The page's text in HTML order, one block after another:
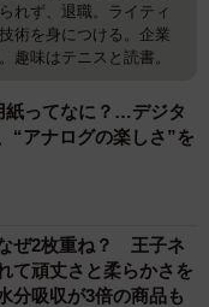
れず、退職。ライティ
術を身につける。企業
趣味はテニスと読書。
紙ってなに？…デジタ
“アナログの楽しさ”を
ぜ2枚重ね？ 王子ネ
て頑丈さと柔らかさを
吸収が3倍の商品も